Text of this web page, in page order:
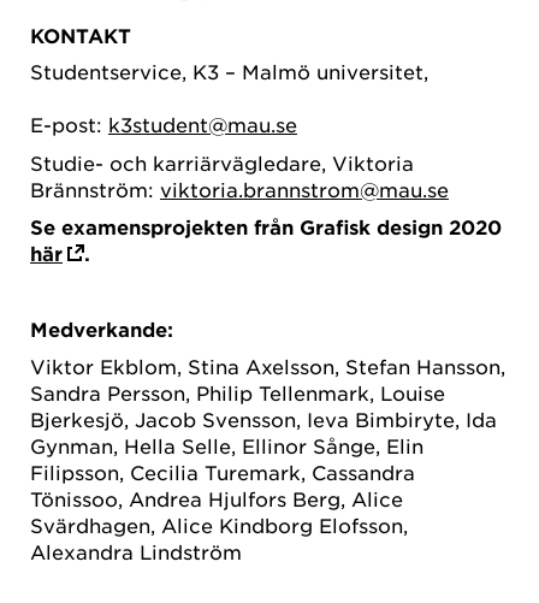
KONTAKT
Studentservice, K3 – Malmö universitet,
E-post: k3student@mau.se
Studie- och karriärvägledare, Viktoria
Brännström: viktoria.brannstrom@mau.se
Se examensprojekten från Grafisk design 2020
här
.
Medverkande:
Viktor Ekblom, Stina Axelsson, Stefan Hansson,
Sandra Persson, Philip Tellenmark, Louise
Bjerkesjö, Jacob Svensson, Ieva Bimbiryte, Ida
Gynman, Hella Selle, Ellinor Sånge, Elin
Filipsson, Cecilia Turemark, Cassandra
Tönissoo, Andrea Hjulfors Berg, Alice
Svärdhagen, Alice Kindborg Elofsson,
Alexandra Lindström